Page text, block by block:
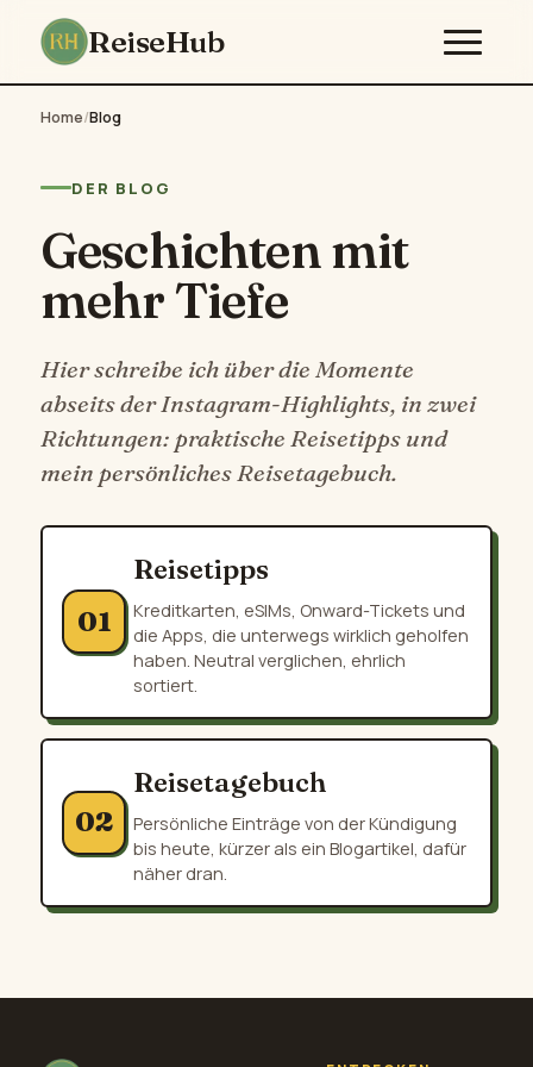
ReiseHub
Home/Blog
DER BLOG
Geschichten mit
mehr Tiefe
Hier schreibe ich über die Momente
abseits der Instagram-Highlights, in zwei
Richtungen: praktische Reisetipps und
mein persönliches Reisetagebuch.
01
Reisetipps
Kreditkarten, eSIMs, Onward-Tickets und
die Apps, die unterwegs wirklich geholfen
haben. Neutral verglichen, ehrlich
sortiert.
02
Reisetagebuch
Persönliche Einträge von der Kündigung
bis heute, kürzer als ein Blogartikel, dafür
näher dran.